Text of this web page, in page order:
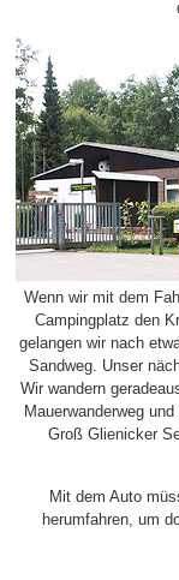
Wenn wir mit dem
Campingplatz den
gelangen wir nach
Sandweg. Unser
Wir wandern
Mauerwanderweg
Groß Glienicker
Mit dem Auto
herumfahren, um